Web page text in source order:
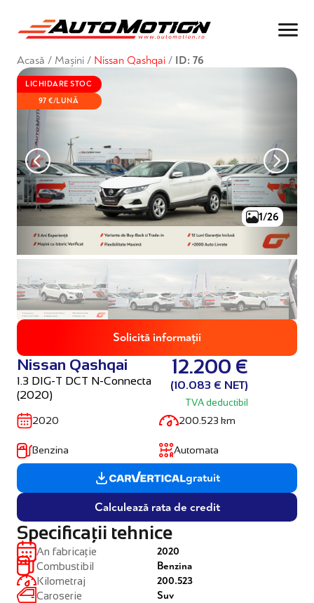
Acasă / Mașini / Nissan Qashqai / ID: 76
LICHIDARE STOC
97 €/LUNĂ
1/26
Solicită informații
Nissan Qashqai
1.3 DIG-T DCT N-Connecta
(2020)
12.200 €
(10.083 € NET)
TVA deductibil
2020 200.523 km
Benzina Automata
Calculează rata de credit
gratuit
Specificații tehnice
An fabricație
Combustibil
Kilometraj
Caroserie
2020
Benzina
200.523
Suv